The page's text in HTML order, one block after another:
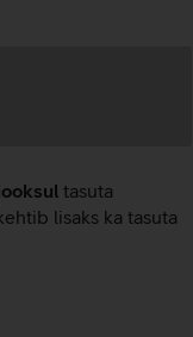
tasuta
lisaks ka tasuta